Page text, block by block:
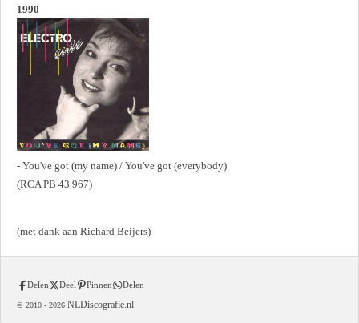
1990
- You've got (my name) / You've got (everybody)
(RCA PB 43 967)
(met dank aan Richard Beijers)
Delen Deel Pinnen Delen
© 2010 - 2026 NLDiscografie.nl